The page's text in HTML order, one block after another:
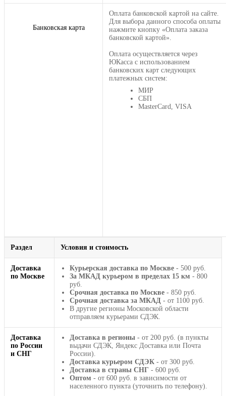
Банковская карта
Оплата банковской картой на сайте.
Для выбора данного способа оплаты
нажмите кнопку «Оплата заказа
банковской картой».
Оплата осуществляется через
ЮКасса с использованием
банковских карт следующих
платежных систем:
МИР
СБП
MasterCard, VISA
Раздел Условия и стоимость
Доставка
по Москве
Курьерская доставка по Москве - 500 руб.
За МКАД курьером в пределах 15 км - 800
руб.
Срочная доставка по Москве - 850 руб.
Срочная доставка за МКАД - от 1100 руб.
В другие регионы Московской области
отправляем курьерами СДЭК.
Доставка
по России
и СНГ
Доставка в регионы - от 200 руб. (в пункты
выдачи СДЭК, Яндекс Доставка или Почта
России).
Доставка курьером СДЭК - от 300 руб.
Доставка в страны СНГ - 600 руб.
Оптом - от 600 руб. в зависимости от
населенного пункта (уточнить по телефону).